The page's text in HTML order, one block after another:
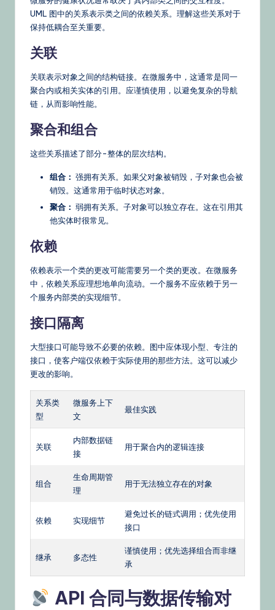
UML 图中的关系表示类之间的依赖关系。理解这些关系对于
保持低耦合至关重要。
关联
关联表示对象之间的结构链接。在微服务中，这通常是同一
聚合内或相关实体的引用。应谨慎使用，以避免复杂的导航
链，从而影响性能。
聚合和组合
这些关系描述了部分-整体的层次结构。
组合： 强拥有关系。如果父对象被销毁，子对象也会被
销毁。这通常用于临时状态对象。
聚合： 弱拥有关系。子对象可以独立存在。这在引用其
他实体时很常见。
依赖
依赖表示一个类的更改可能需要另一个类的更改。在微服务
中，依赖关系应理想地单向流动。一个服务不应依赖于另一
个服务内部类的实现细节。
接口隔离
大型接口可能导致不必要的依赖。图中应体现小型、专注的
接口，使客户端仅依赖于实际使用的那些方法。这可以减少
更改的影响。
关系类
型
微服务上下
文
最佳实践
关联
内部数据链
接
用于聚合内的逻辑连接
组合
生命周期管
理
用于无法独立存在的对象
依赖 实现细节
避免过长的链式调用；优先使用
接口
继承 多态性
谨慎使用；优先选择组合而非继
承
API 合同与数据传输对